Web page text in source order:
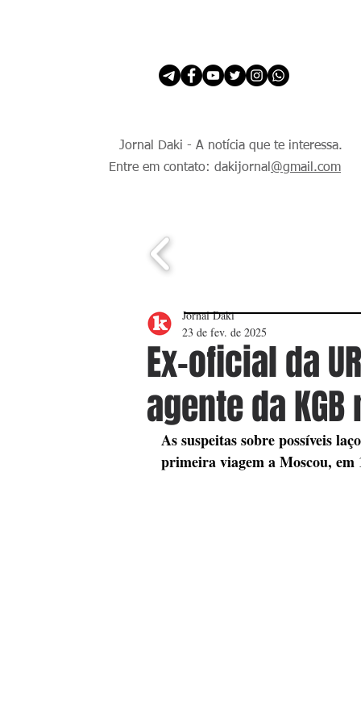
Jornal Daki - A notícia que te interessa.
Entre em contato: dakijornal @gmail.com
Ex-oficial da
agente da
Jornal Daki
23 de fev. de 2025
As suspeitas sobre possíveis
primeira viagem a Moscou, em